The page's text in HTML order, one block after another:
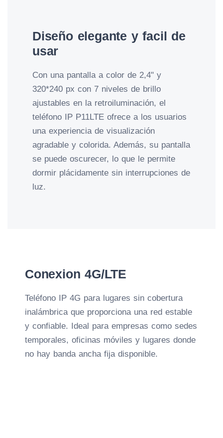
Diseño elegante y facil de
usar
Con una pantalla a color de 2,4" y
320*240 px con 7 niveles de brillo
ajustables en la retroiluminación, el
teléfono IP P11LTE ofrece a los usuarios
una experiencia de visualización
agradable y colorida. Además, su pantalla
se puede oscurecer, lo que le permite
dormir plácidamente sin interrupciones de
luz.
Conexion 4G/LTE
Teléfono IP 4G para lugares sin cobertura
inalámbrica que proporciona una red estable
y confiable. Ideal para empresas como sedes
temporales, oficinas móviles y lugares donde
no hay banda ancha fija disponible.